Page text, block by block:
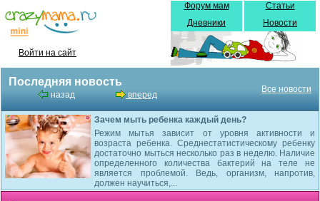
Войти на сайт
Форум мам
Дневники
Статьи
Новости
Последняя новость
назад вперед
Все новости
Зачем мыть ребенка каждый день?
Режим мытья зависит от уровня активности и
возраста ребенка. Среднестатистическому ребенку
достаточно мыться несколько раз в неделю. Наличие
определенного количества бактерий на теле не
является проблемой. Ведь, организм, напротив,
должен научиться,...